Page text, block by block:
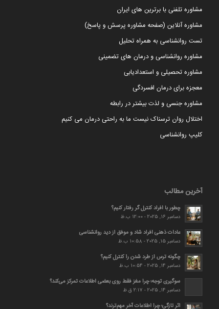
مشاوره تلفنی با برترین های ایران
مشاوره آنلاین (صفحه مشاوره پرسش و پاسخ)
تست روانشناسی به همراه تحلیل
مشاوره روانشناسی و درمان های تضمینی
مشاوره تحصیلی و استعدادیابی
معجزه برای درمان افسردگی
مشاوره جنسی و لذت بیشتر در رابطه
اختلال روان ترسناک نیست ما به راحتی درمان می کنیم
کلیپ روانشناسی
آخرین مطالب
چطور با افراد کنترل گر رفتار کنیم؟
دسامبر 16, 2025 - 12:00 ب.ظ
عادات ذهنی افراد شاد و موفق از دید روانشناسی
دسامبر 15, 2025 - 10:58 ب.ظ
چگونه ترس از طرد شدن را کنترل کنیم؟
دسامبر 14, 2025 - 10:54 ب.ظ
سوگیری توجه؛ چرا مغز فقط روی بعضی اطلاعات تمرکز می‌کند؟
دسامبر 14, 2025 - 2:17 ق.ظ
اثر تازگی؛ چرا اطلاعات آخر مهم‌ترند؟